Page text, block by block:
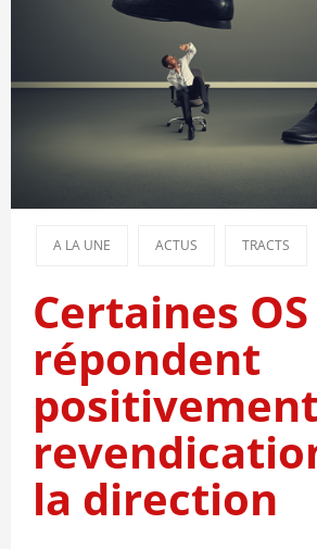
A LA UNE ACTUS TRACTS
Certaines OS
répondent
la direction